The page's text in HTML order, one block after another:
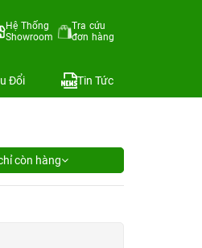
Hệ Thống
Showroom
Tra cứu
đơn hàng
Đổi Tin Tức
còn hàng